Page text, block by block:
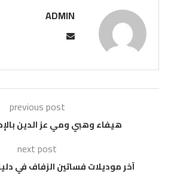
ADMIN
previous post
هيفاء وهبي ومي عز الدين
next post
آخر موديلات فساتين الزفاف في دليل